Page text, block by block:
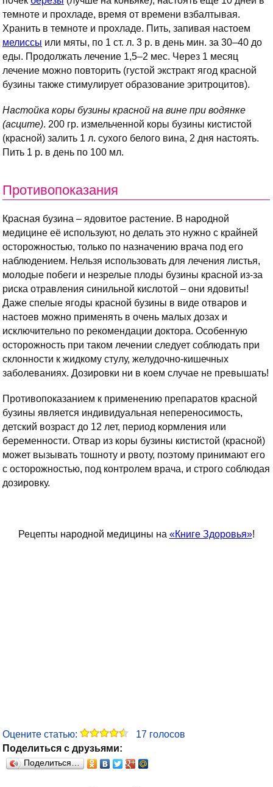
темноте и прохладе, время от времени взбалтывая.
Хранить в темноте и прохладе. Пить, запивая настоем
мелиссы или мяты, по 1 ст. л. 3 р. в день мин. за 30–40 до
еды. Продолжать лечение 1,5–2 мес. Через 1 месяц
лечение можно повторить (густой экстракт ягод красной
бузины также стимулирует образование эритроцитов).
Настойка коры бузины красной на вине при водянке
(асците). 200 гр. измельченной коры бузины кистистой
(красной) залить 1 л. сухого белого вина, 2 дня настоять.
Пить 1 р. в день по 100 мл.
Противопоказания
Красная бузина – ядовитое растение. В народной
медицине её используют, но делать это нужно с крайней
осторожностью, только по назначению врача под его
наблюдением. Нельзя использовать для лечения листья,
молодые побеги и незрелые плоды бузины красной из-за
риска отравления синильной кислотой – они ядовиты!
Даже спелые ягоды красной бузины в виде отваров и
настоев можно применять в очень малых дозах и
исключительно по рекомендации доктора. Особенную
осторожность при таком лечении следует соблюдать при
склонности к жидкому стулу, желудочно-кишечных
заболеваниях. Дозировки ни в коем случае не превышать!
Противопоказанием к применению препаратов красной
бузины является индивидуальная непереносимость,
детский возраст до 12 лет, период кормления или
беременности. Отвар из коры бузины кистистой (красной)
может вызывать тошноту и рвоту, поэтому принимают его
с осторожностью, под контролем врача, и строго соблюдая
дозировку.
Рецепты народной медицины на «Книге Здоровья»!
Оцените статью: 17 голосов
Поделиться с друзьями:
Поделиться…